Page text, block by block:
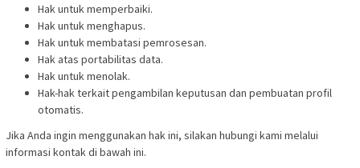
Hak untuk memperbaiki.
Hak untuk menghapus.
Hak untuk membatasi pemrosesan.
Hak atas portabilitas data.
Hak untuk menolak.
Hak-hak terkait pengambilan keputusan dan pembuatan profil
otomatis.
Jika Anda ingin menggunakan hak ini, silakan hubungi kami melalui
informasi kontak di bawah ini.